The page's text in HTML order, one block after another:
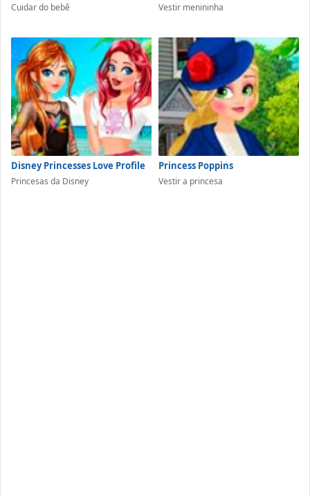
Cuidar do bebê Vestir menininha
Disney Princesses Love Profile
Princesas da Disney
Princess Poppins
Vestir a princesa